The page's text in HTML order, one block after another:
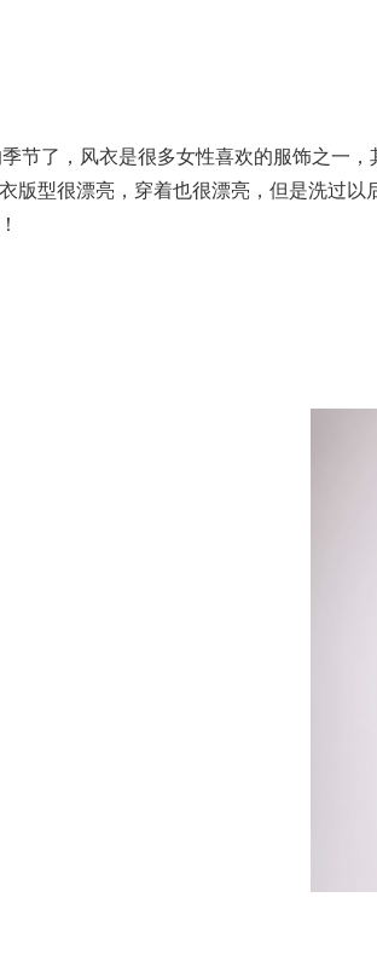
节了，风衣是很多女性喜欢的服饰之一
版型很漂亮，穿着也很漂亮，但是洗过